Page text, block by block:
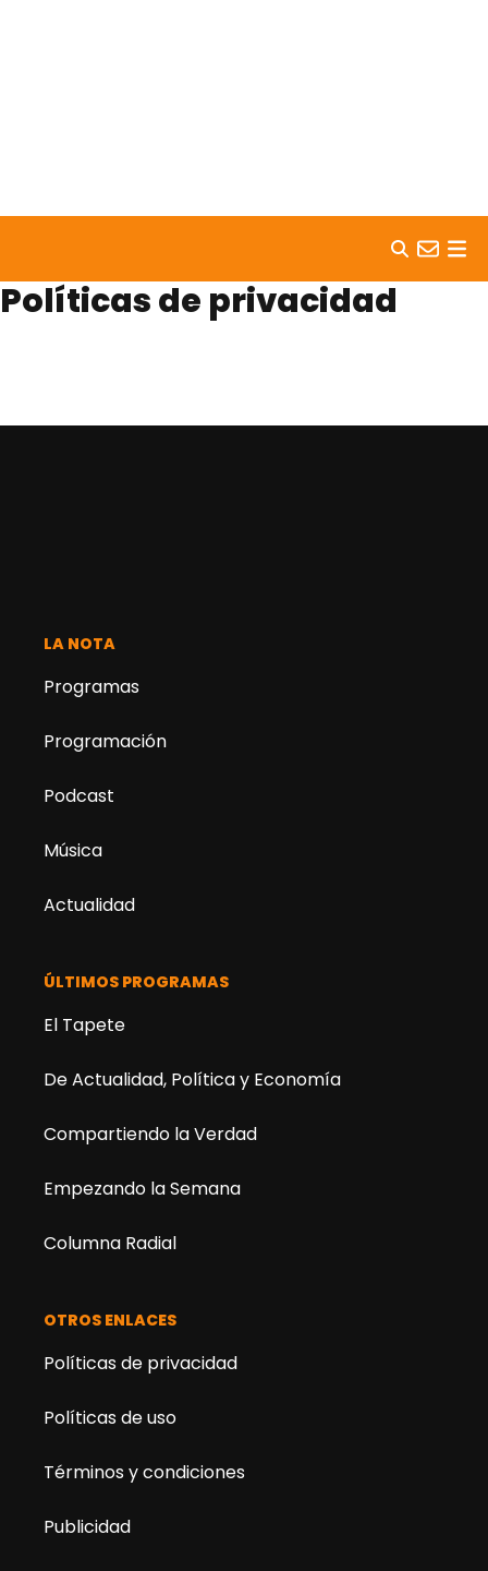
Políticas de privacidad
LA NOTA
Programas
Programación
Podcast
Música
Actualidad
ÚLTIMOS PROGRAMAS
El Tapete
De Actualidad, Política y Economía
Compartiendo la Verdad
Empezando la Semana
Columna Radial
OTROS ENLACES
Políticas de privacidad
Políticas de uso
Términos y condiciones
Publicidad